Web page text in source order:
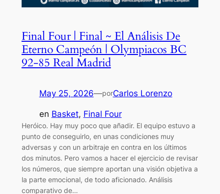
Final Four | Final ~ El Análisis De
Eterno Campeón | Olympiacos BC
92-85 Real Madrid
May 25, 2026—porCarlos Lorenzo
en Basket, Final Four
Heróico. Hay muy poco que añadir. El equipo estuvo a
punto de conseguirlo, en unas condiciones muy
adversas y con un arbitraje en contra en los últimos
dos minutos. Pero vamos a hacer el ejercicio de revisar
los números, que siempre aportan una visión objetiva a
la parte emocional, de todo aficionado. Análisis
comparativo de…